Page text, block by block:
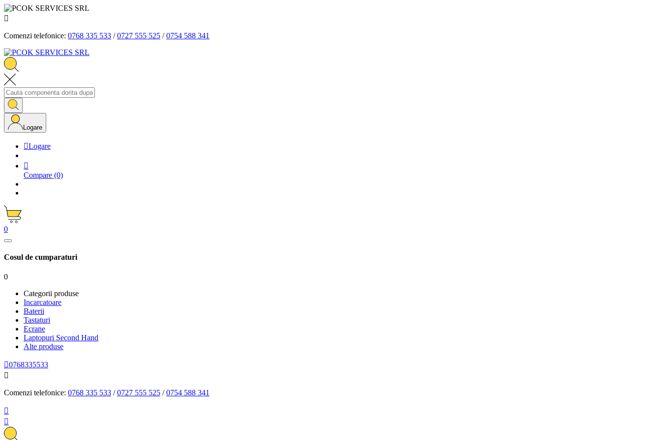

Comenzi telefonice: 0768 335 533 /0727 555 525 /0754 588 341
Logare
Logare

Compare (0)
0
Cosul de cumparaturi
0
Categorii produse
Incarcatoare
Baterii
Tastaturi
Ecrane
Laptopuri Second Hand
Alte produse
0768335533

Comenzi telefonice: 0768 335 533 /0727 555 525 /0754 588 341

